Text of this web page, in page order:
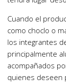
Cuando el
como choclo o
los integrantes
principalmente
acompañados
quienes deseen